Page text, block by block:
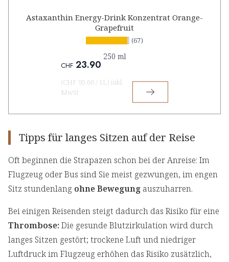
Astaxanthin Energy-Drink Konzentrat Orange-
Grapefruit
(67)
250 ml
CHF23.90
(CHF 95.60 / 1L) inkl.
MwSt
Tipps für langes Sitzen auf der Reise
Oft beginnen die Strapazen schon bei der Anreise: Im
Flugzeug oder Bus sind Sie meist gezwungen, im engen
Sitz stundenlang ohne Bewegung auszuharren.
Bei einigen Reisenden steigt dadurch das Risiko für eine
Thrombose: Die gesunde Blutzirkulation wird durch
langes Sitzen gestört; trockene Luft und niedriger
Luftdruck im Flugzeug erhöhen das Risiko zusätzlich,